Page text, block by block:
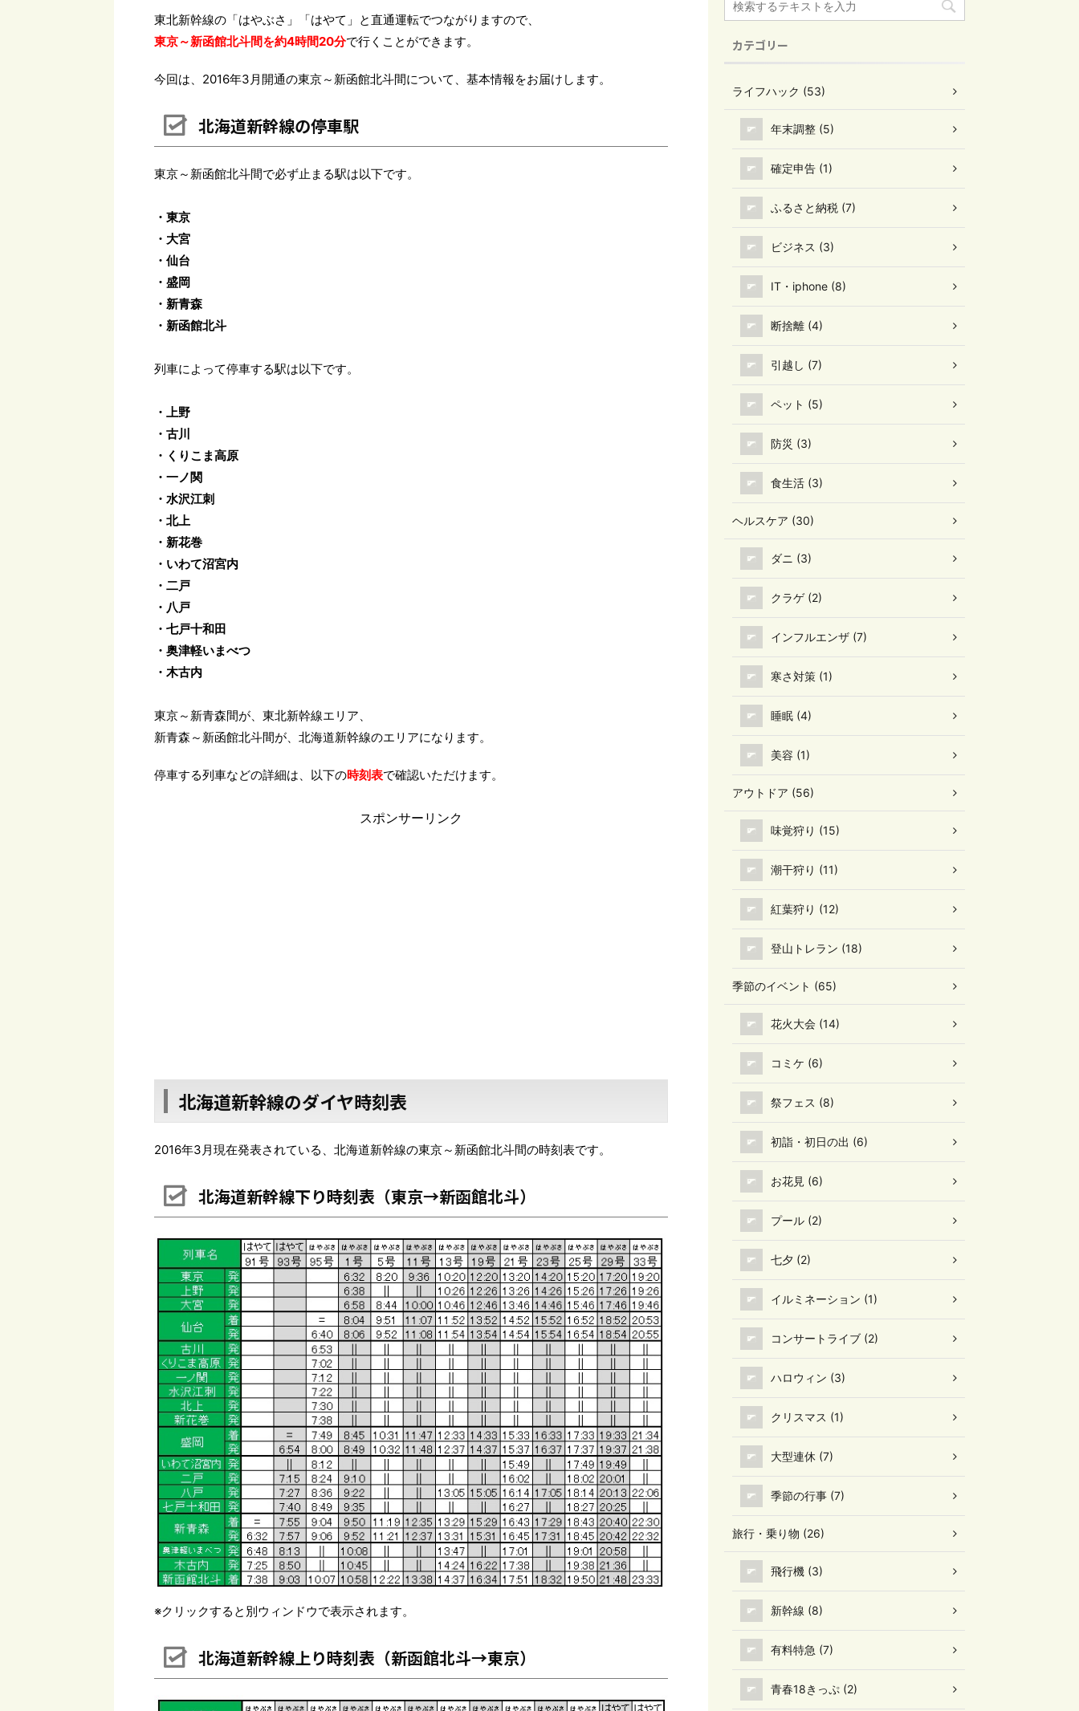
東北新幹線の「はやぶさ」「はやて」と直通運転でつながりますので、
東京～新函館北斗間を約4時間20分で行くことができます。
今回は、2016年3月開通の東京～新函館北斗間について、基本情報をお届けします。
北海道新幹線の停車駅
東京～新函館北斗間で必ず止まる駅は以下です。
・東京
・大宮
・仙台
・盛岡
・新青森
・新函館北斗
列車によって停車する駅は以下です。
・上野
・古川
・くりこま高原
・一ノ関
・水沢江刺
・北上
・新花巻
・いわて沼宮内
・二戸
・八戸
・七戸十和田
・奥津軽いまべつ
・木古内
東京～新青森間が、東北新幹線エリア、
新青森～新函館北斗間が、北海道新幹線のエリアになります。
停車する列車などの詳細は、以下の時刻表で確認いただけます。
スポンサーリンク
北海道新幹線のダイヤ時刻表
2016年3月現在発表されている、北海道新幹線の東京～新函館北斗間の時刻表です。
北海道新幹線下り時刻表（東京→新函館北斗）
※クリックすると別ウィンドウで表示されます。
北海道新幹線上り時刻表（新函館北斗→東京）
カテゴリー
ライフハック (53)
年末調整 (5)
確定申告 (1)
ふるさと納税 (7)
ビジネス (3)
IT・iphone (8)
断捨離 (4)
引越し (7)
ペット (5)
防災 (3)
食生活 (3)
ヘルスケア (30)
ダニ (3)
クラゲ (2)
インフルエンザ (7)
寒さ対策 (1)
睡眠 (4)
美容 (1)
アウトドア (56)
味覚狩り (15)
潮干狩り (11)
紅葉狩り (12)
登山トレラン (18)
季節のイベント (65)
花火大会 (14)
コミケ (6)
祭フェス (8)
初詣・初日の出 (6)
お花見 (6)
プール (2)
七夕 (2)
イルミネーション (1)
コンサートライブ (2)
ハロウィン (3)
クリスマス (1)
大型連休 (7)
季節の行事 (7)
旅行・乗り物 (26)
飛行機 (3)
新幹線 (8)
有料特急 (7)
青春18きっぷ (2)